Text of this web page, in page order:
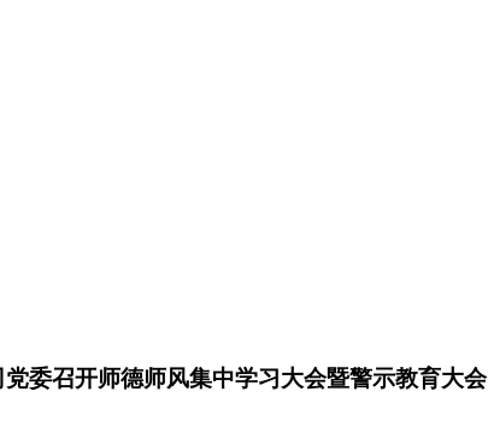
委召开师德师风集中学习大会暨警示教育大会